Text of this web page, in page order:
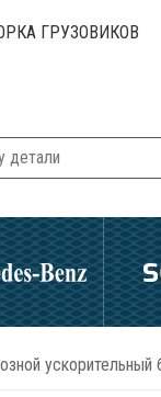
ГРУЗОВИКОВ
ускорительный